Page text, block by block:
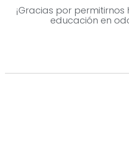
¡Gracias por
educación en